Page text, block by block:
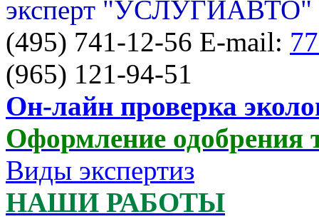
эксперт "УСЛУГИАВТО"
(495) 741-12-56 E-mail:
(965) 121-94-51
Он-лайн проверка
Оформление
Виды экспертиз
НАШИ РАБОТЫ